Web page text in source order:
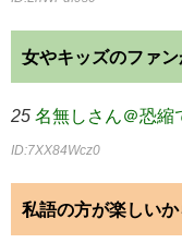
女やキッズのファ
25 名無しさん＠恐縮
ID:7XX84Wcz0
私語の方が楽しいか